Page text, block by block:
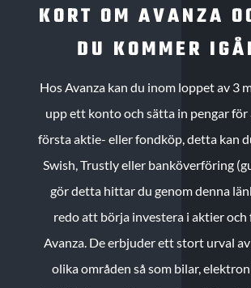
KORT OM AVANZA
DU KOMMER
Hos Avanza kan du inom loppet av 3
upp ett konto och sätta in pengar
första aktie- eller fondköp, detta kan
Swish, Trustly eller banköverföring
gör detta hittar du genom denna
redo att börja investera i aktier och
Avanza. De erbjuder ett stort urval
olika områden så som bilar,